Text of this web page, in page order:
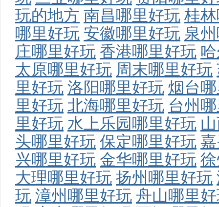
玩的地方 南昌哪里好玩 桂
哪里好玩 安徽哪里好玩 泉
庄哪里好玩 香港哪里好玩
太原哪里好玩 周末哪里好玩
里好玩 洛阳哪里好玩 烟台
里好玩 北海哪里好玩 台州
里好玩 水上乐园哪里好玩
头哪里好玩 保定哪里好玩
兴哪里好玩 金华哪里好玩
大理哪里好玩 扬州哪里好玩
玩 漳州哪里好玩 舟山哪里